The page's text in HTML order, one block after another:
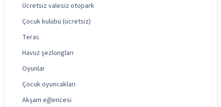
Ücretsiz valesiz otopark
Çocuk kulübü (ücretsiz)
Teras
Havuz şezlongları
Oyunlar
Çocuk oyuncakları
Akşam eğlencesi